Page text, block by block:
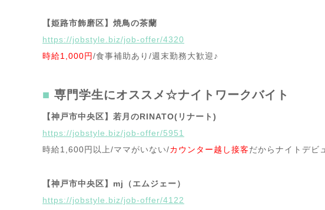
【姫路市飾磨区】焼鳥の茶蘭
https://jobstyle.biz/job-offer/4320
時給1,000円/食事補助あり/週末勤務大歓迎♪
専門学生にオススメ☆ナイトワークバイト
【神戸市中央区】若月のRINATO(リナート)
https://jobstyle.biz/job-offer/5951
時給1,600円以上/ママがいない/カウンター越し接客だからナイトデビ
【神戸市中央区】mj（エムジェー）
https://jobstyle.biz/job-offer/4122